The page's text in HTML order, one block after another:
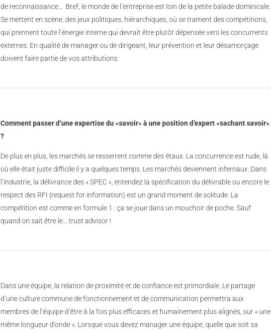
de reconnaissance… Bref, le monde de l’entreprise est loin de la petite balade dominicale.
Se mettent en scène, des jeux politiques, hiérarchiques, où se trament des compétitions,
qui prennent toute l’énergie interne qui devrait être plutôt dépensée vers les concurrents
externes. En qualité de manager ou de dirigeant, leur prévention et leur désamorçage
doivent faire partie de vos attributions.
Comment passer d’une expertise du «savoir» à une position d’expert «sachant savoir»
?
De plus en plus, les marchés se resserrent comme des étaux. La concurrence est rude, là
où elle était juste difficile il y a quelques temps. Les marchés deviennent infernaux. Dans
l’industrie, la délivrance des « SPEC », entendez la spécification du délivrable ou encore le
respect des RFI (request for information) est un grand moment de solitude. La
compétition est comme en formule 1 : ça se joue dans un mouchoir de poche. Sauf
quand on sait être le… trust advisor !
Dans une équipe, la relation de proximité et de confiance est primordiale. Le partage
d’une culture commune de fonctionnement et de communication permettra aux
membres de l’équipe d’être à la fois plus efficaces et humainement plus alignés, sur « une
même longueur d’onde ». Lorsque vous devez manager une équipe, quelle que soit sa